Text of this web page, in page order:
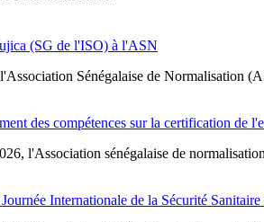
(SG de l'ISO) à l'ASN
Sénégalaise de Normalisation
des compétences sur la certification de
l'Association sénégalaise de
Internationale de la Sécurité